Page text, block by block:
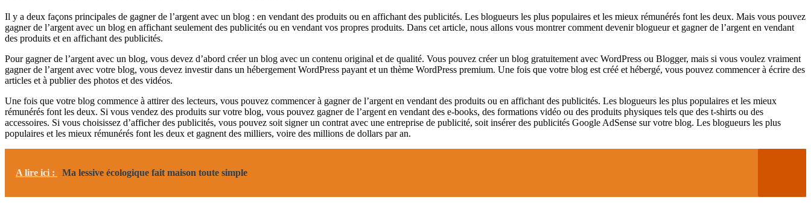
Il y a deux façons principales de gagner de l’argent avec un blog : en vendant des produits ou en affichant des publicités. Les blogueurs les plus populaires et les mieux rémunérés font les deux. Mais vous pouvez
gagner de l’argent avec un blog en affichant seulement des publicités ou en vendant vos propres produits. Dans cet article, nous allons vous montrer comment devenir blogueur et gagner de l’argent en vendant
des produits et en affichant des publicités.
Pour gagner de l’argent avec un blog, vous devez d’abord créer un blog avec un contenu original et de qualité. Vous pouvez créer un blog gratuitement avec WordPress ou Blogger, mais si vous voulez vraiment
gagner de l’argent avec votre blog, vous devez investir dans un hébergement WordPress payant et un thème WordPress premium. Une fois que votre blog est créé et hébergé, vous pouvez commencer à écrire des
articles et à publier des photos et des vidéos.
Une fois que votre blog commence à attirer des lecteurs, vous pouvez commencer à gagner de l’argent en vendant des produits ou en affichant des publicités. Les blogueurs les plus populaires et les mieux
rémunérés font les deux. Si vous vendez des produits sur votre blog, vous pouvez gagner de l’argent en vendant des e-books, des formations vidéo ou des produits physiques tels que des t-shirts ou des
accessoires. Si vous choisissez d’afficher des publicités, vous pouvez soit signer un contrat avec une entreprise de publicité, soit insérer des publicités Google AdSense sur votre blog. Les blogueurs les plus
populaires et les mieux rémunérés font les deux et gagnent des milliers, voire des millions de dollars par an.
A lire ici : Ma lessive écologique fait maison toute simple